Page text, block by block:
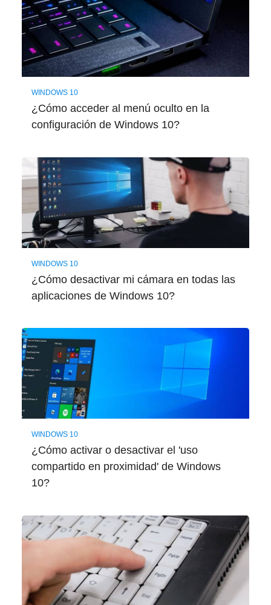
WINDOWS 10
¿Cómo acceder al menú oculto en la
configuración de Windows 10?
WINDOWS 10
¿Cómo desactivar mi cámara en todas las
aplicaciones de Windows 10?
WINDOWS 10
¿Cómo activar o desactivar el 'uso
compartido en proximidad' de Windows
10?